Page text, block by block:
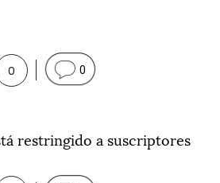
0 0
restringido a suscriptores